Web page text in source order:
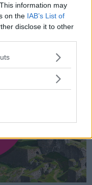
information may
on the IAB’s List of
disclose it to other
one or more Google
You may click to
in below Google